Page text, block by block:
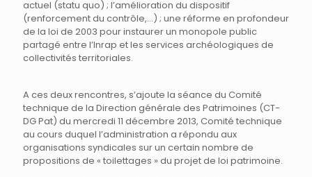
actuel (statu quo) ; l’amélioration du dispositif
(renforcement du contrôle,…) ; une réforme en profondeur
de la loi de 2003 pour instaurer un monopole public
partagé entre l’Inrap et les services archéologiques de
collectivités territoriales.
A ces deux rencontres, s’ajoute la séance du Comité
technique de la Direction générale des Patrimoines (CT-
DG Pat) du mercredi 11 décembre 2013, Comité technique
au cours duquel l’administration a répondu aux
organisations syndicales sur un certain nombre de
propositions de « toilettages » du projet de loi patrimoine.